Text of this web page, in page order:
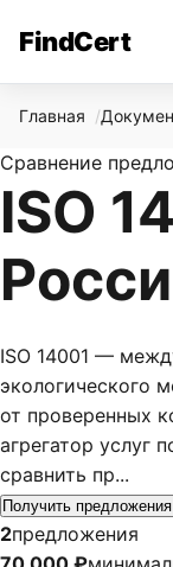
FindCert
Главная
Сравнение
ISO
ISO 14001 —
экологического
от проверенных
агрегатор услуг
сравнить пр...
Получить предложения
2предложения